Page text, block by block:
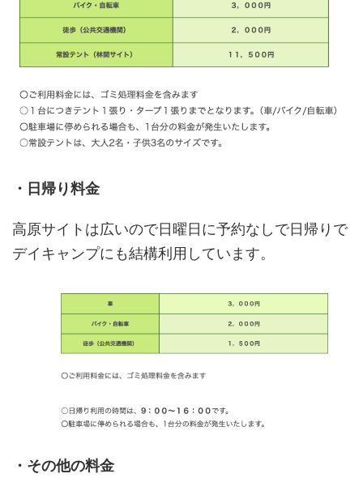
・日帰り料金
高原サイトは広いので日曜日に予約なしで日帰りで
デイキャンプにも結構利用しています。
・その他の料金